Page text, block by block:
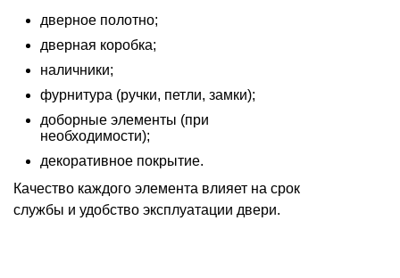
дверное полотно;
дверная коробка;
наличники;
фурнитура (ручки, петли, замки);
доборные элементы (при
необходимости);
декоративное покрытие.
Качество каждого элемента влияет на срок
службы и удобство эксплуатации двери.